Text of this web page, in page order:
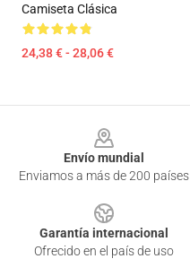
Camiseta Clásica
24,38 € - 28,06 €
Envío mundial
Enviamos a más de 200 países
Garantía internacional
Ofrecido en el país de uso